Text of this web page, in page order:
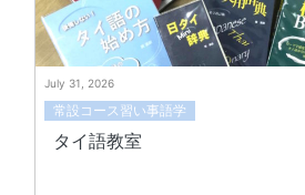
July 31, 2026
常設コース習い事語学
タイ語教室